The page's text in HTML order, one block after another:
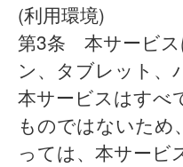
(利用環境)
第3条 本サービス
ン、タブレット、
本サービスはすべ
ものではないため
っては、本サービ